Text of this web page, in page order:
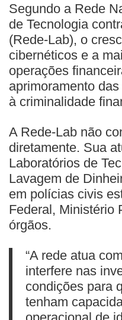
Segundo a Rede
de Tecnologia
(Rede-Lab), o
cibernéticos e a
operações
aprimoramento
à criminalidade
A Rede-Lab não
diretamente. Sua
Laboratórios de
Lavagem de
em polícias civis
Federal, Ministério
órgãos.
“A rede atua
interfere nas
condições para
tenham